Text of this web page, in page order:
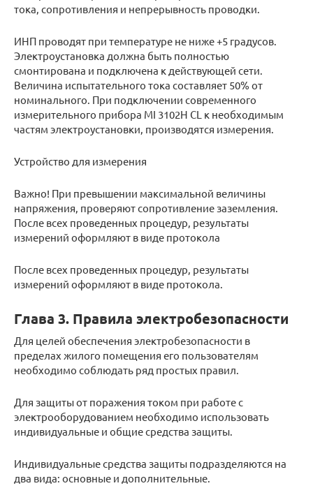
тока, сопротивления и непрерывность проводки.
ИНП проводят при температуре не ниже +5 градусов.
Электроустановка должна быть полностью
смонтирована и подключена к действующей сети.
Величина испытательного тока составляет 50% от
номинального. При подключении современного
измерительного прибора MI 3102H CL к необходимым
частям электроустановки, производятся измерения.
Устройство для измерения
Важно! При превышении максимальной величины
напряжения, проверяют сопротивление заземления.
После всех проведенных процедур, результаты
измерений оформляют в виде протокола
После всех проведенных процедур, результаты
измерений оформляют в виде протокола.
Глава 3. Правила электробезопасности
Для целей обеспечения электробезопасности в
пределах жилого помещения его пользователям
необходимо соблюдать ряд простых правил.
Для защиты от поражения током при работе с
электрооборудованием необходимо использовать
индивидуальные и общие средства защиты.
Индивидуальные средства защиты подразделяются на
два вида: основные и дополнительные.